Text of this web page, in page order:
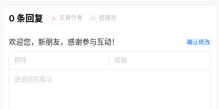
0 条回复 A 文章作者 M 管理员
欢迎您，新朋友，感谢参与互动！ 确认修改